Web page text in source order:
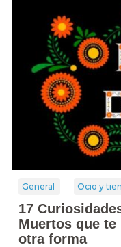
General Ocio y
17
Muertos que
otra forma